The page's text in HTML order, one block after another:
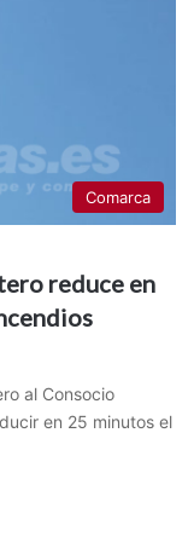
Comarca
reduce en
al Consocio
en 25 minutos el